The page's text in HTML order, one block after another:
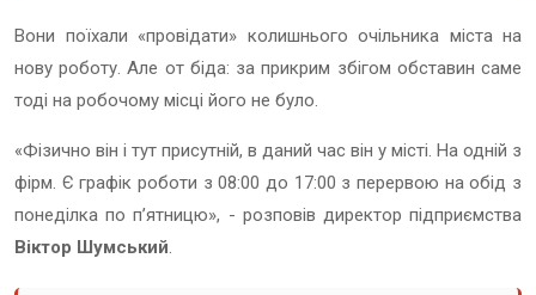
Вони поїхали «провідати» колишнього очільника міста на
нову роботу. Але от біда: за прикрим збігом обставин саме
тоді на робочому місці його не було.
«Фізично він і тут присутній, в даний час він у місті. На одній з
фірм. Є графік роботи з 08:00 до 17:00 з перервою на обід з
понеділка по пʼятницю», - розповів директор підприємства
Віктор Шумський.